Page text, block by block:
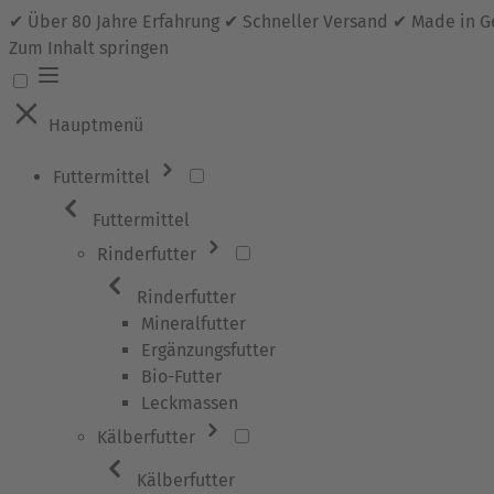
✔ Über 80 Jahre Erfahrung ✔ Schneller Versand ✔ Made in
Zum Inhalt springen
Hauptmenü
Futtermittel
Futtermittel
Rinderfutter
Rinderfutter
Mineralfutter
Ergänzungsfutter
Bio-Futter
Leckmassen
Kälberfutter
Kälberfutter